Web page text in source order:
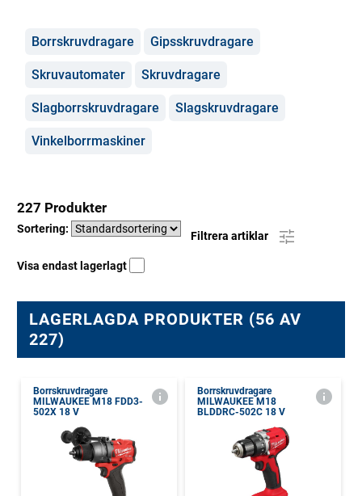
Kategorier
Borrskruvdragare Gipsskruvdragare
Skruvautomater Skruvdragare
Slagborrskruvdragare Slagskruvdragare
Vinkelborrmaskiner
227 Produkter
Sortering:
Filtrera artiklar
Visa endast lagerlagt
LAGERLAGDA PRODUKTER (56 AV
227)
Borrskruvdragare
MILWAUKEE M18 FDD3-
502X 18 V
Borrskruvdragare
MILWAUKEE M18
BLDDRC-502C 18 V